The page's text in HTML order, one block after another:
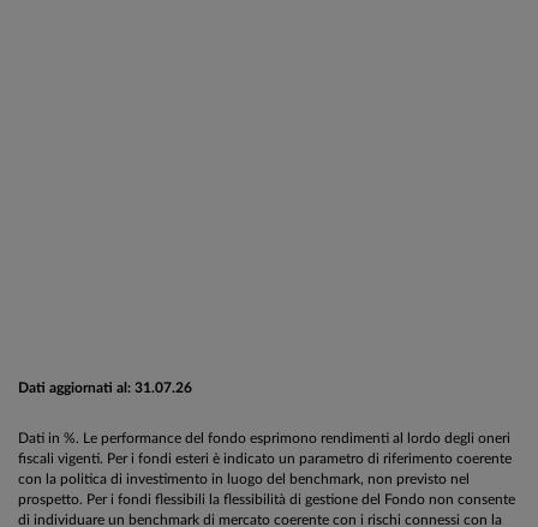
Dati aggiornati al: 31.07.26
Dati in %. Le performance del fondo esprimono rendimenti al lordo degli oneri
fiscali vigenti. Per i fondi esteri è indicato un parametro di riferimento coerente
con la politica di investimento in luogo del benchmark, non previsto nel
prospetto. Per i fondi flessibili la flessibilità di gestione del Fondo non consente
di individuare un benchmark di mercato coerente con i rischi connessi con la